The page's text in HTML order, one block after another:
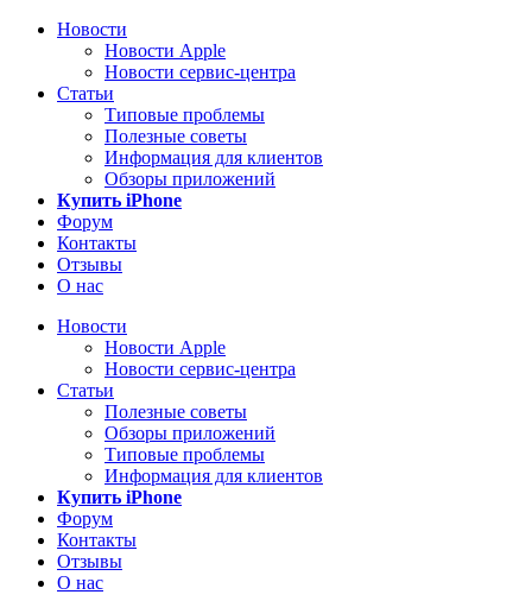
Новости
Новости Apple
Новости сервис-центра
Статьи
Типовые проблемы
Полезные советы
Информация для клиентов
Обзоры приложений
Купить iPhone
Форум
Контакты
Отзывы
О нас
Новости
Новости Apple
Новости сервис-центра
Статьи
Полезные советы
Обзоры приложений
Типовые проблемы
Информация для клиентов
Купить iPhone
Форум
Контакты
Отзывы
О нас